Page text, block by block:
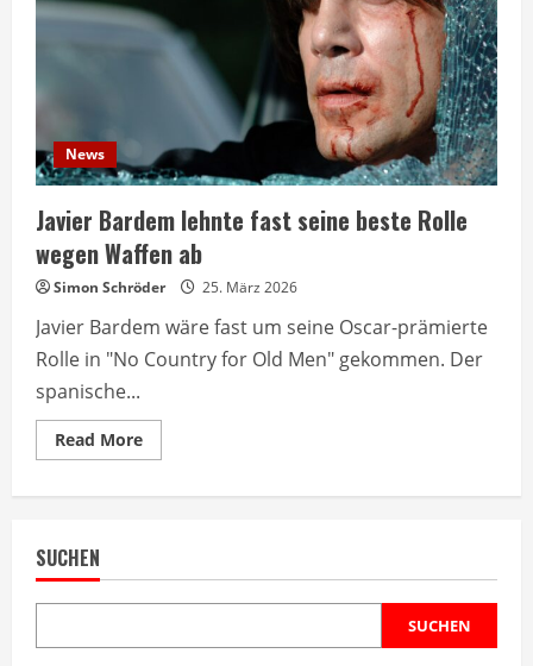
im
TV
News
Javier Bardem lehnte fast seine beste Rolle
wegen Waffen ab
Simon Schröder 25. März 2026
Javier Bardem wäre fast um seine Oscar-prämierte
Rolle in "No Country for Old Men" gekommen. Der
spanische...
Read MoreRead
more
Rolle
wegen
SUCHEN
SUCHEN